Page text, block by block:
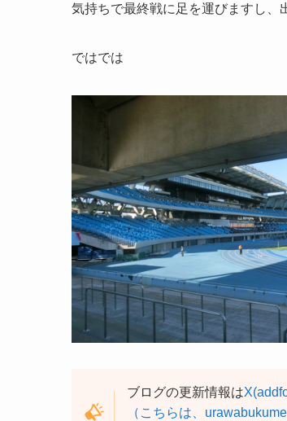
気持ちで最終戦に足を運びますし、
ではでは
ブログの更新情報は
（こちらは、